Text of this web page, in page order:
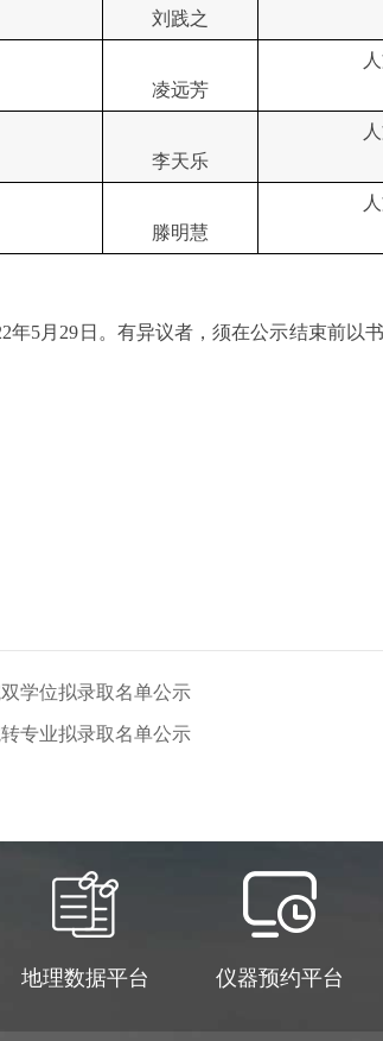
刘践之
凌远芳
李天乐
滕明慧
年5月 29 日。有异议者，须在公示结束前以
学位拟录取名单公示
专业拟录取名单公示
地理数据平台 仪器预约平台